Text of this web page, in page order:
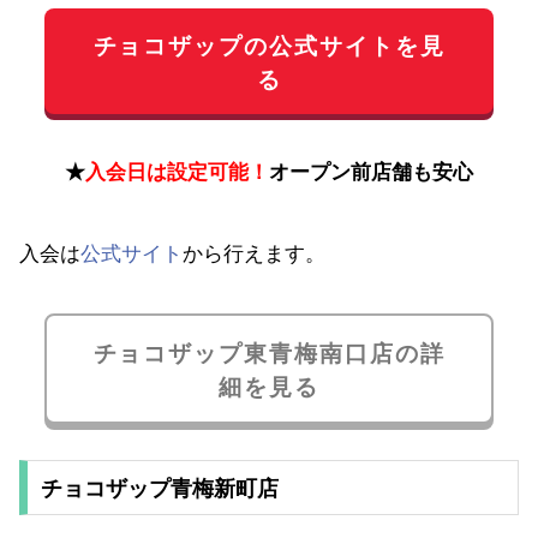
チョコザップの公式サイトを見
る
★入会日は設定可能！ オープン前店舗も安心
入会は公式サイト から行えます。
チョコザップ東青梅南口店の詳
細を見る
チョコザップ青梅新町店